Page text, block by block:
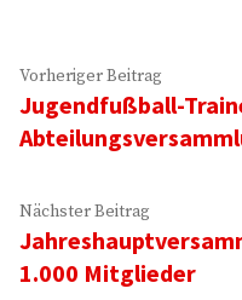
Vorheriger Beitrag
Beitrag:
Jugendfußball-
Nächster Beitrag
Beitrag:
1.000 Mitglieder